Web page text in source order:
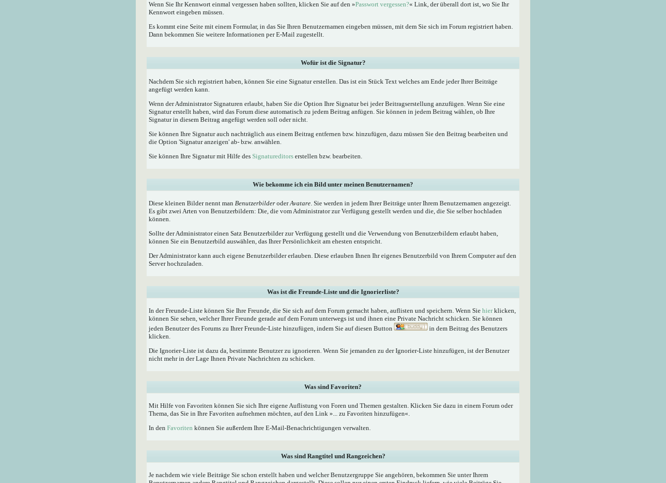
Wenn Sie Ihr Kennwort einmal vergessen haben sollten, klicken Sie auf den »Passwort vergessen?« Link, der überall dort ist, wo Sie Ihr
Kennwort eingeben müssen.
Es kommt eine Seite mit einem Formular, in das Sie Ihren Benutzernamen eingeben müssen, mit dem Sie sich im Forum registriert haben.
Dann bekommen Sie weitere Informationen per E-Mail zugestellt.
Wofür ist die Signatur?
Nachdem Sie sich registriert haben, können Sie eine Signatur erstellen. Das ist ein Stück Text welches am Ende jeder Ihrer Beiträge
angefügt werden kann.
Wenn der Administrator Signaturen erlaubt, haben Sie die Option Ihre Signatur bei jeder Beitragserstellung anzufügen. Wenn Sie eine
Signatur erstellt haben, wird das Forum diese automatisch zu jedem Beitrag anfügen. Sie können in jedem Beitrag wählen, ob Ihre
Signatur in diesem Beitrag angefügt werden soll oder nicht.
Sie können Ihre Signatur auch nachträglich aus einem Beitrag entfernen bzw. hinzufügen, dazu müssen Sie den Beitrag bearbeiten und
die Option 'Signatur anzeigen' ab- bzw. anwählen.
Sie können Ihre Signatur mit Hilfe des Signatureditors erstellen bzw. bearbeiten.
Wie bekomme ich ein Bild unter meinen Benutzernamen?
Diese kleinen Bilder nennt man Benutzerbilder oderAvatare. Sie werden in jedem Ihrer Beiträge unter Ihrem Benutzernamen angezeigt.
Es gibt zwei Arten von Benutzerbildern: Die, die vom Administrator zur Verfügung gestellt werden und die, die Sie selber hochladen
können.
Sollte der Administrator einen Satz Benutzerbilder zur Verfügung gestellt und die Verwendung von Benutzerbildern erlaubt haben,
können Sie ein Benutzerbild auswählen, das Ihrer Persönlichkeit am ehesten entspricht.
Der Administrator kann auch eigene Benutzerbilder erlauben. Diese erlauben Ihnen Ihr eigenes Benutzerbild von Ihrem Computer auf den
Server hochzuladen.
Was ist die Freunde-Liste und die Ignorierliste?
In der Freunde-Liste können Sie Ihre Freunde, die Sie sich auf dem Forum gemacht haben, auflisten und speichern. Wenn Sie hierklicken,
können Sie sehen, welcher Ihrer Freunde gerade auf dem Forum unterwegs ist und ihnen eine Private Nachricht schicken. Sie können
jeden Benutzer des Forums zu Ihrer Freunde-Liste hinzufügen, indem Sie auf diesen Button
in dem Beitrag des Benutzers
klicken.
Die Ignorier-Liste ist dazu da, bestimmte Benutzer zu ignorieren. Wenn Sie jemanden zu der Ignorier-Liste hinzufügen, ist der Benutzer
nicht mehr in der Lage Ihnen Private Nachrichten zu schicken.
Was sind Favoriten?
Mit Hilfe von Favoriten können Sie sich Ihre eigene Auflistung von Foren und Themen gestalten. Klicken Sie dazu in einem Forum oder
Thema, das Sie in Ihre Favoriten aufnehmen möchten, auf den Link »... zu Favoriten hinzufügen«.
In den Favoriten können Sie außerdem Ihre E-Mail-Benachrichtigungen verwalten.
Was sind Rangtitel und Rangzeichen?
Je nachdem wie viele Beiträge Sie schon erstellt haben und welcher Benutzergruppe Sie angehören, bekommen Sie unter Ihrem